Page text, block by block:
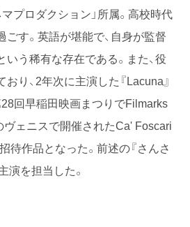
プロダクション」所属。高校時代
す。英語が堪能で、自身が監督
う稀有な存在である。また、役
り、2年次に主演した『Lacuna』
28回早稲田映画まつりでFilmarks
ヴェニスで開催されたCa' Foscari
待作品となった。前述の『さんさ
演を担当した。